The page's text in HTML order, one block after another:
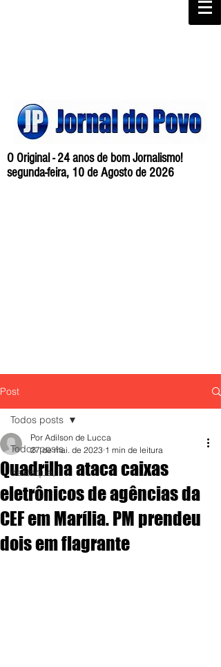
O Original - 24 anos de bom Jornalismo!
segunda-feira, 10 de Agosto de 2026
Post
Todos posts
destaque,
Todos posts
Quadrilha ataca caixas
eletrônicos de agências da
CEF em Marília. PM prendeu
dois em flagrante
Por Adilson de Lucca
27 de mai. de 2023 1 min de leitura